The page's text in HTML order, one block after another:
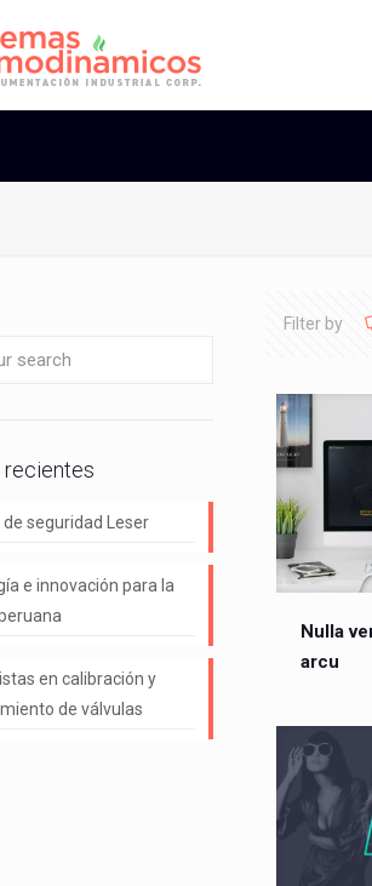
Filter by
Nulla
arcu
recientes
seguridad Leser
e innovación para la
en calibración y
de válvulas